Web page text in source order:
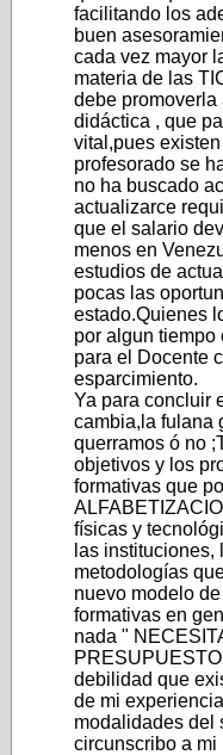
facilitando los
buen
cada vez mayor
materia de las
debe
didáctica , que
vital,pues
profesorado se
no ha buscado
actualizarce
que el salario
menos en
estudios de
pocas las
estado.Quienes
por algun tiempo
para el Docente
esparcimiento.
Ya para concluir
cambia,la fulana
querramos ó no
objetivos y los
formativas que
físicas y
las instituciones,
metodologías
nuevo modelo
formativas en
nada "
debilidad que
de mi
modalidades del
circunscribo a mi